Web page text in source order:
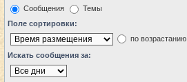
Сообщения
Темы
Поле сортировки:
по возрастанию
Искать сообщения за: